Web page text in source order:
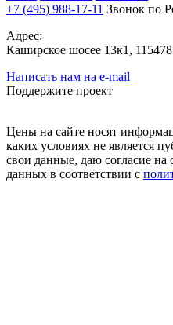
+7 (495) 988-17-11 Звонок
Адрес:
Каширское шосее 13к1,
Написать нам на e-mail
Поддержите проект
Цены на сайте носят
каких условиях не является
свои данные, даю согласие на
данных в соответствии с